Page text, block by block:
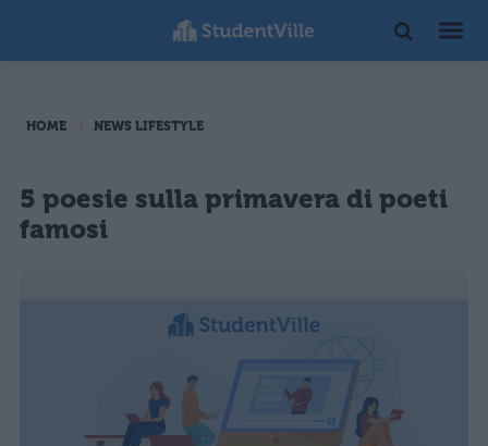
HOME NEWS LIFESTYLE
5 poesie sulla primavera di poeti
famosi